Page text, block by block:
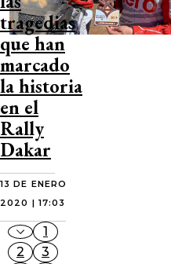
tragedias
que han
marcado
la historia
en el
Rally
Dakar
13 DE ENERO
2020 | 17:03
1
2
3